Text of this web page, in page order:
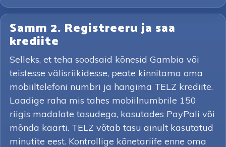
Samm 2. Registreeru ja saa
krediite
Selleks, et teha soodsaid kõnesid Gambia või
teistesse välisriikidesse, peate kinnitama oma
mobiiltelefoni numbri ja hangima TELZ krediite.
Laadige raha mis tahes mobiilnumbrile 150
riigis madalate tasudega, kasutades PayPali või
mõnda kaarti. TELZ võtab tasu ainult kasutatud
minutite eest. Kontrollige kõnetariife enne oma